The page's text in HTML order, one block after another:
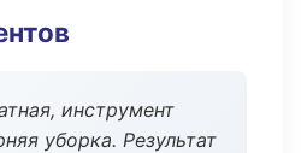
инструмент
уборка. Результат